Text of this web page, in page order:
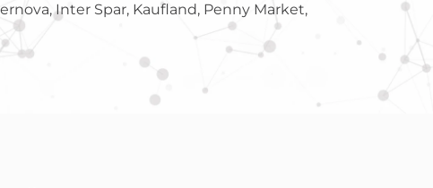
Inter Spar, Kaufland, Penny Market,